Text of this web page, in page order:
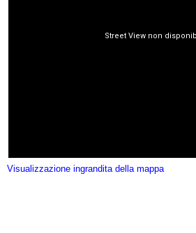
Visualizzazione ingrandita della mappa